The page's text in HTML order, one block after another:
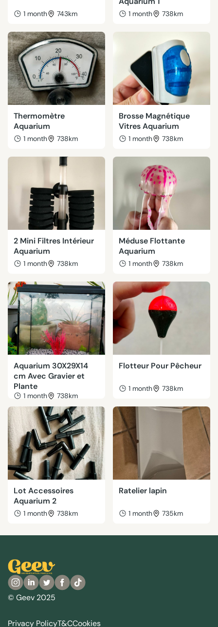
1 month 743km 1 month 738km
Thermomètre
Aquarium
1 month 738km
Brosse Magnétique
Vitres Aquarium
1 month 738km
2 Mini Filtres Intérieur
Aquarium
1 month 738km
Méduse Flottante
Aquarium
1 month 738km
Aquarium 30X29X14
cm Avec Gravier et
Plante
1 month 738km
Flotteur Pour Pêcheur
1 month 738km
Lot Accessoires
Aquarium 2
1 month 738km
Ratelier lapin
1 month 735km
© Geev 2025
Privacy PolicyT&CCookies